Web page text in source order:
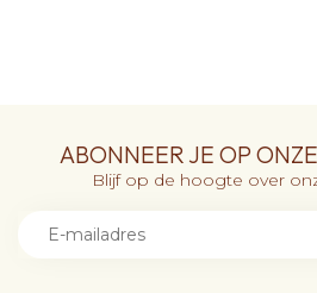
ABONNEER JE OP
Blijf op de hoogte over